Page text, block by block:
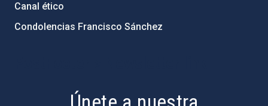
Canal ético
Condolencias Francisco Sánchez